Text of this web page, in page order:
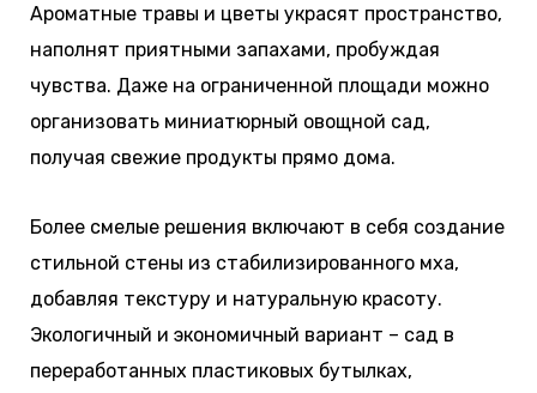
Ароматные травы и цветы украсят пространство,
наполнят приятными запахами, пробуждая
чувства. Даже на ограниченной площади можно
организовать миниатюрный овощной сад,
получая свежие продукты прямо дома.
Более смелые решения включают в себя создание
стильной стены из стабилизированного мха,
добавляя текстуру и натуральную красоту.
Экологичный и экономичный вариант – сад в
переработанных пластиковых бутылках,